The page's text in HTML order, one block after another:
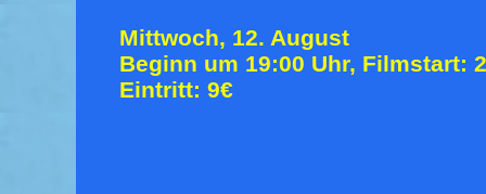
Mittwoch, 12. August
Beginn um 19:00 Uhr, Filmstart:
Eintritt: 9€